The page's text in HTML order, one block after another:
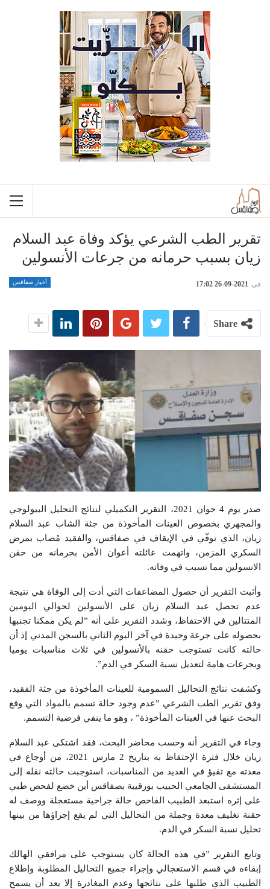
تقرير الطب الشرعي يؤكد وفاة عبد السلام
زيان بسبب حرمانه من جرعات الأنسولين
أخبار صفاقس في 2021-09-26 17:02
Share
صدر يوم 4 جوان 2021، التقرير التكميلي لنتائج التحليل البيولوجي
والمجهري بخصوص العينات المأخوذة من جثة الشاب عبد السلام
زيان، الذي توفّي في الإيقاف في صفاقس، والفقيد مُصاب بمرض
السكري المزمن، واتهمت عائلته أعوان الأمن بحرمانه من حقن
الانسولين مما تسبب في وفاته.
وأثبت التقرير أن حصول المضاعفات التي أدت إلى الوفاة هي نتيجة
عدم تحصل عبد السلام زيان على الأنسولين لحوالي اليومين
المتتالين في الاحتفاظ، وشدد التقرير على أنه ”لم يكن ممكنا تجنبها
بحصوله على جرعة وحيدة في آخر اليوم الثاني بالسجن المدني إذ أن
حالته كانت تستوجب حقنه بالأنسولين في ثلاث مناسبات يوميا
وبجرعات هامة لتعديل نسبة السكر في الدم”.
وكشفت نتائج التحاليل السمومية للعينات المأخوذة من جثة الفقيد،
وفق تقرير الطب الشرعي ”عدم وجود حالة تسمم بالمواد التي وقع
البحث عنها في العينات المأخوذة” ، وهو ما ينفي فرضية التسمم.
وجاء في التقرير أنه وحسب محاضر البحث، فقد اشتكى عبد السلام
زيان خلال فترة الإحتفاظ به بتاريخ 2 مارس 2021، من أوجاع في
معدته مع تقيؤ في العديد من المناسبات، استوجبت حالته نقله إلى
المستشفى الجامعي الحبيب بورقيبة بصفاقس أين خضع لفحص طبي
على إثره استبعد الطبيب الفاحص حالة جراحية مستعجلة ووصف له
حقنة تغليف معدة وجملة من التحاليل التي لم يقع إجراؤها من بينها
تحليل نسبة السكر في الدم.
وتابع التقرير ”في هذه الحالة كان يستوجب على مرافقي الهالك
إبقاءه في قسم الاستعجالي وإجراء جميع التحاليل المطلوبة وإطلاع
الطبيب الذي طلبها على نتائجها وعدم المغادرة إلا بعد أن يسمح